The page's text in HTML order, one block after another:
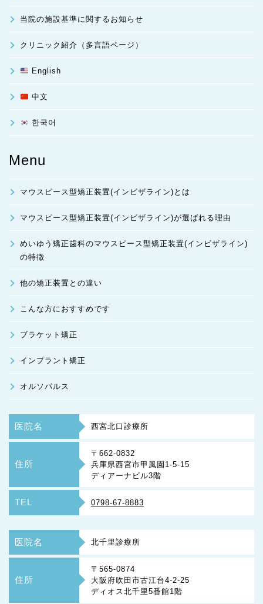
当院の施設基準に関するお知らせ
クリニック紹介（多言語ページ）
English
中文
한국어
Menu
マウスピース型矯正装置(インビザライン)とは
マウスピース型矯正装置(インビザライン)が選ばれる理由
めいゆう矯正歯科のマウスピース型矯正装置(インビザライン)
の特徴
他の矯正装置との違い
こんな方におすすめです
ブラケット矯正
インプラント矯正
オルソパルス
医院名 西宮北口診療所
住所
〒662-0832
兵庫県西宮市甲風園1-5-15
ディアーナビル3階
TEL 0798-67-8883
医院名 北千里診療所
住所
〒565-0874
大阪府吹田市古江台4-2-25
ディオス北千里5番館1階